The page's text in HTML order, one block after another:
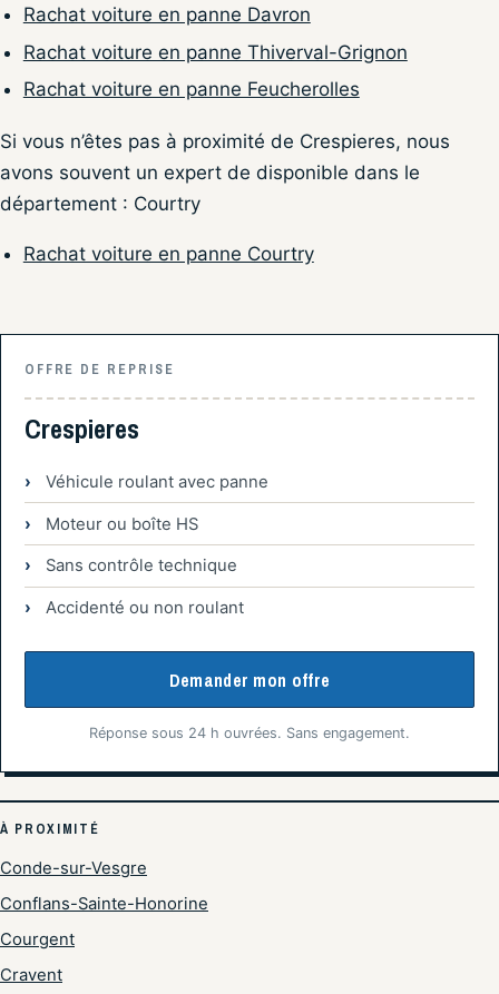
Rachat voiture en panne Davron
Rachat voiture en panne Thiverval-Grignon
Rachat voiture en panne Feucherolles
Si vous n’êtes pas à proximité de Crespieres, nous
avons souvent un expert de disponible dans le
département : Courtry
Rachat voiture en panne Courtry
OFFRE DE REPRISE
Crespieres
Véhicule roulant avec panne
Moteur ou boîte HS
Sans contrôle technique
Accidenté ou non roulant
Demander mon offre
Réponse sous 24 h ouvrées. Sans engagement.
À PROXIMITÉ
Conde-sur-Vesgre
Conflans-Sainte-Honorine
Courgent
Cravent